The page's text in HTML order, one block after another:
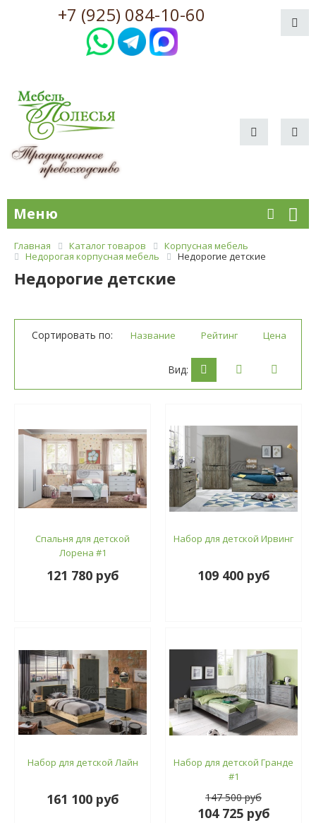
+7 (925) 084-10-60
Меню
Главная Каталог товаров
Корпусная мебель
Недорогая корпусная мебель
Недорогие детские
Недорогие детские
Сортировать по: Название Рейтинг Цена
Вид:
Спальня для детской
Лорена #1
121 780 руб
Набор для детской Ирвинг
109 400 руб
Набор для детской Лайн
161 100 руб
Набор для детской Гранде
#1
147 500 руб
104 725 руб